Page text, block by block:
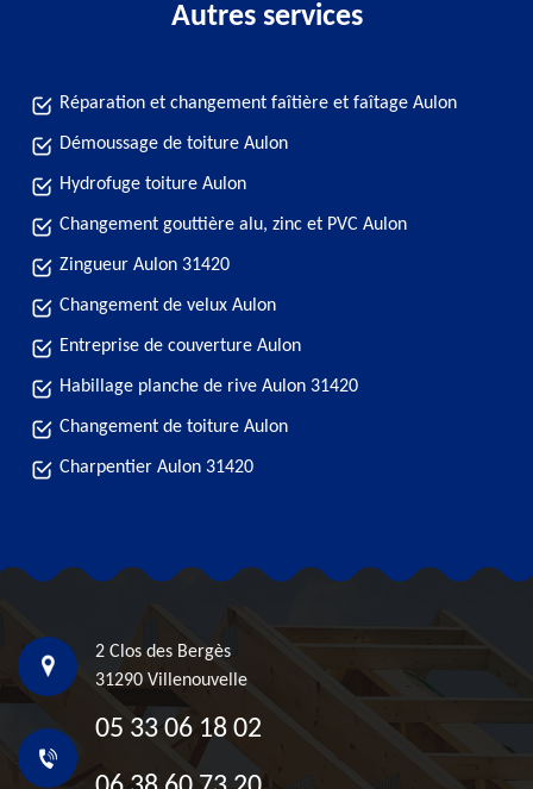
Autres services
Réparation et changement faîtière et faîtage Aulon
Démoussage de toiture Aulon
Hydrofuge toiture Aulon
Changement gouttière alu, zinc et PVC Aulon
Zingueur Aulon 31420
Changement de velux Aulon
Entreprise de couverture Aulon
Habillage planche de rive Aulon 31420
Changement de toiture Aulon
Charpentier Aulon 31420
2 Clos des Bergès
31290 Villenouvelle
05 33 06 18 02